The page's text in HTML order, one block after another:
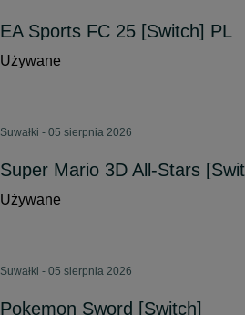
EA Sports FC 25 [Switch] PL
Używane
Suwałki - 05 sierpnia 2026
Super Mario 3D All-Stars
Używane
Suwałki - 05 sierpnia 2026
Pokemon Sword [Switch]